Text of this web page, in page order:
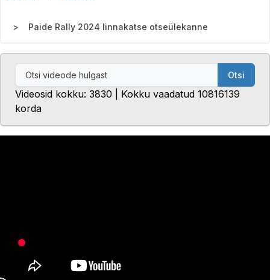
Paide Rally 2024 linnakatse otseülekanne
Otsi
Videosid kokku: 3830 | Kokku vaadatud 10816139
korda